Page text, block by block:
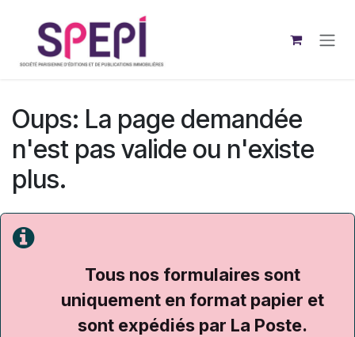
Oups: La page demandée
n'est pas valide ou n'existe
plus.
Tous nos formulaires sont
uniquement en format papier et
sont expédiés par La Poste.